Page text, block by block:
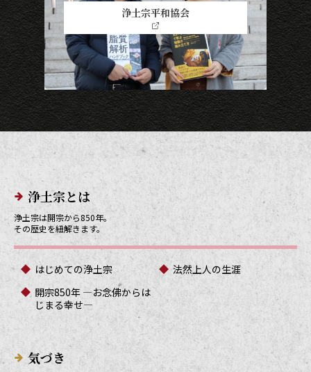
浄土宗平和協会
メインメニューリンク
浄土宗とは
浄土宗は開宗から850年。
その歴史を紐解きます。
はじめての浄土宗
法然上人の生涯
開宗850年 ―お念佛からは
じまる幸せ―
気づき